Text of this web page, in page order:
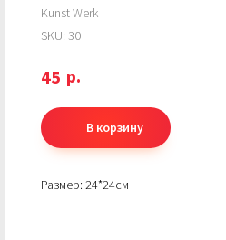
Kunst Werk
SKU: 30
45 р.
В корзину
Размер: 24*24см